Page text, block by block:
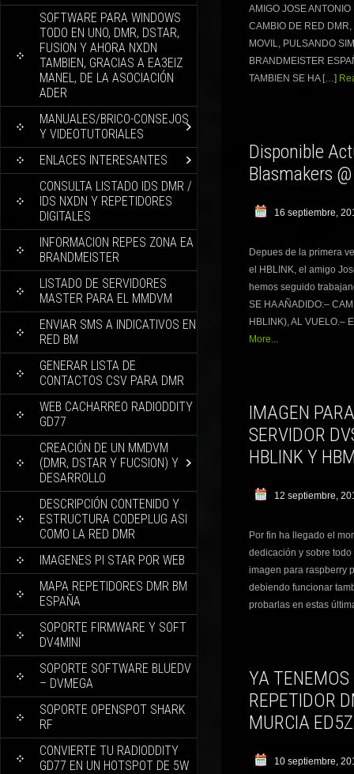
SOFTWARE PARA WINDOWS
TODO EN UNO, DMR, DSTAR,
FUSION Y AHORA NXDN
TAMBIEN, GRACIAS A EA3EIZ
MANEL, DE LA ASOCIACIÓN
ADER
MANUALES/BRICO-CONSEJOS
Y VIDEOTUTORIALES
ENLACES INTERESANTES
CONSULTA LISTADO IDS DMR /
IDS NXDN Y REPETIDORES
DIGITALES
INFORMACION REPES ZONA EA
BRANDMEISTER
LISTADO DE SERVIDORES
MASTER PARA EL MMDVM
ENVIAR SMS A INDICATIVOS EN
RED BM
GENERAR LISTA DE
CONTACTOS CSV PARA DMR
WEB CACHARREO RADIODDITY
GD77
CREACIÓN DE UN MMDVM
(DMR, DSTAR Y FUCSION) Y
DESARROLLO
DESCRIPCIÓN CONTENIDO Y
ESTRUCTURA CODEPLUG ASI
COMO LA RED DMR
IMAGENES PI STAR POR WEB
MAPA REPETIDORES DMR BM
ESPAÑA
SOPORTE FIRMWARE Y SOFT
DV4MINI
SOPORTE SOFTWARE BLUEDV
– DVMEGA
SOPORTE OPENSPOT SHARK
RF
CONVIERTE TU RADIODDITY
GD77 EN UN HOTSPOT DE 5W
AMIGO JOSE
CAMBIO DE RED
MOVIL, PULSANDO
BRANDMEISTER
TAMBIEN SE HA […]
Disponible
Blasmakers
16 septiembre,
Depues de la primera
el HBLINK, el amigo
hemos seguido
SE HA AÑADIDO:–
HBLINK), AL VUELO.–
More...
IMAGEN
SERVIDOR
HBLINK Y
12 septiembre,
Por fin ha llegado el
dedicación y sobre
imagen para raspberry
debiendo funcionar
probarlas en estas
YA
REPETIDOR
MURCIA
10 septiembre,